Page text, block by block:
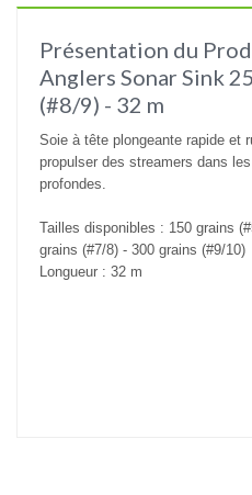
Présentation du
Anglers Sonar Sink
(#8/9) - 32 m
Soie à tête plongeante rapide et
propulser des streamers dans
profondes.
Tailles disponibles : 150 grains
grains (#7/8) - 300 grains (#9/10)
Longueur : 32 m